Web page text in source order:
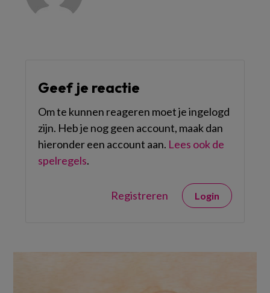
Geef je reactie
Om te kunnen reageren moet je ingelogd
zijn. Heb je nog geen account, maak dan
hieronder een account aan. Lees ook de
spelregels.
Registreren Login